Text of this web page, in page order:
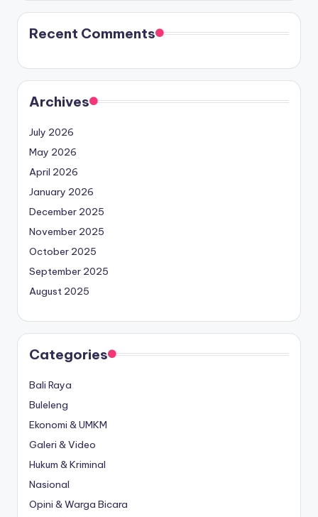
Recent Comments
Archives
July 2026
May 2026
April 2026
January 2026
December 2025
November 2025
October 2025
September 2025
August 2025
Categories
Bali Raya
Buleleng
Ekonomi & UMKM
Galeri & Video
Hukum & Kriminal
Nasional
Opini & Warga Bicara